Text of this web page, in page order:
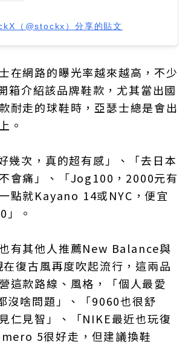
（@stockx）分享的貼文
在網路的曝光率越來越高，不少
箱介紹該品牌鞋款，尤其當出國
耐走的球鞋時，亞瑟士總是會出
。
幾次，真的超有感」、「去日本
會痛」、「Jog100，2000元有
點就Kayano 14或NYC，便宜
」。
有其他人推薦New Balance與
復古風再度吹起流行，這兩品
這款路線、風格，「個人最愛
沒啥問題」、「9060也很舒
仁見智」、「NIKE最近也玩復
5很好走，但建議換鞋